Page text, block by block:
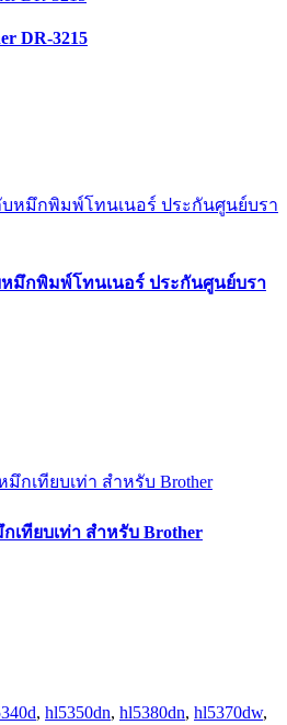
DR-3215
หมึกพิมพ์โทนเนอร์ ประกันศูนย์บรา
เทียบเท่า สำหรับ Brother
, hl5350dn, hl5380dn, hl5370dw,